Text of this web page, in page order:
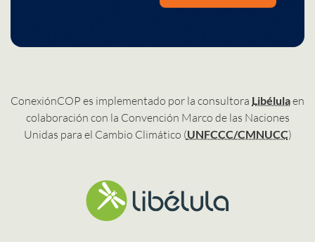
ConexiónCOP es implementado por la consultora Libélulaen
colaboración con la Convención Marco de las Naciones
Unidas para el Cambio Climático (UNFCCC/CMNUCC)